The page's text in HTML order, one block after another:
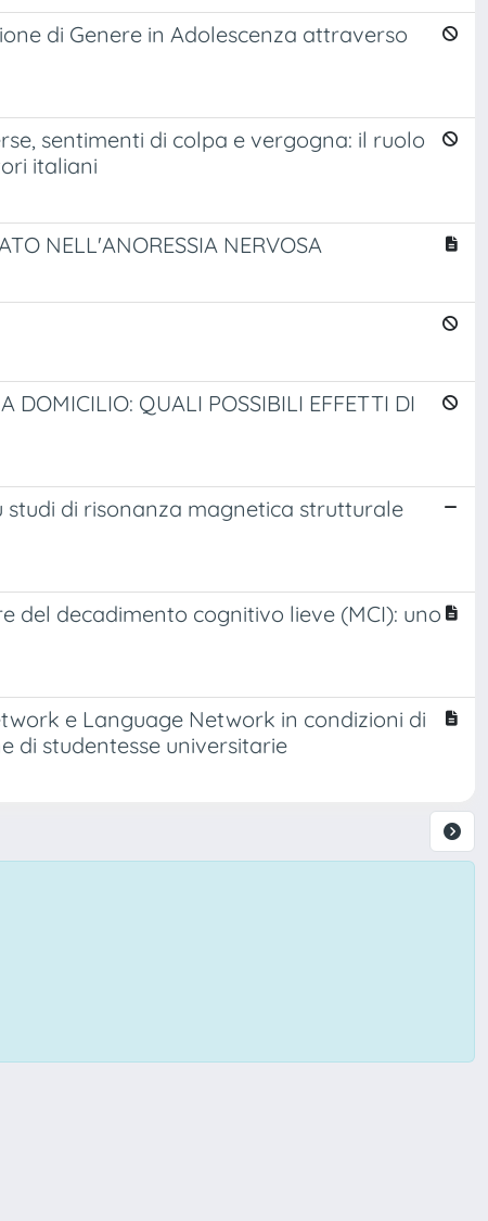
di Genere in Adolescenza attraverso
sentimenti di colpa e vergogna: il ruolo
italiani
NELL'ANORESSIA NERVOSA
QUALI POSSIBILI EFFETTI DI
studi di risonanza magnetica strutturale
decadimento cognitivo lieve (MCI): uno
e Language Network in condizioni di
di studentesse universitarie